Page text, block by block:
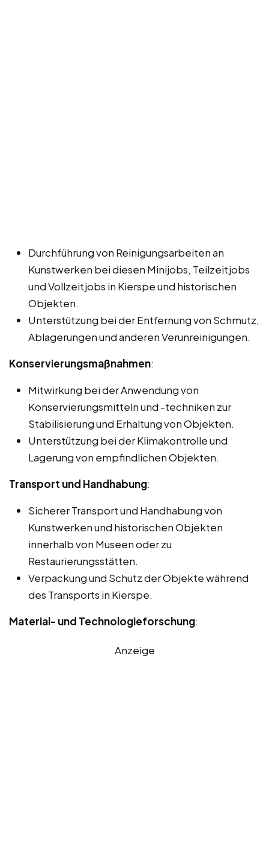
Durchführung von Reinigungsarbeiten an
Kunstwerken bei diesen Minijobs, Teilzeitjobs
und Vollzeitjobs in Kierspe und historischen
Objekten.
Unterstützung bei der Entfernung von Schmutz,
Ablagerungen und anderen Verunreinigungen.
Konservierungsmaßnahmen:
Mitwirkung bei der Anwendung von
Konservierungsmitteln und -techniken zur
Stabilisierung und Erhaltung von Objekten.
Unterstützung bei der Klimakontrolle und
Lagerung von empfindlichen Objekten.
Transport und Handhabung:
Sicherer Transport und Handhabung von
Kunstwerken und historischen Objekten
innerhalb von Museen oder zu
Restaurierungsstätten.
Verpackung und Schutz der Objekte während
des Transports in Kierspe.
Material- und Technologieforschung:
Anzeige